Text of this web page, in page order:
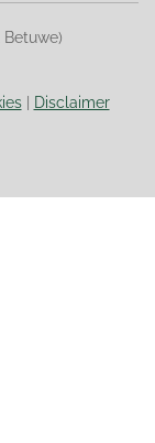
| Disclaimer